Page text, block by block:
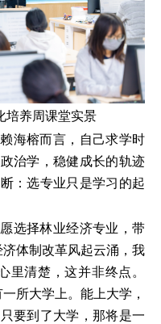
培养周课堂实景
海榕而言，自己求学时
治学，稳健成长的轨迹
：选专业只是学习的起
选择林业经济专业，带
体制改革风起云涌，我
里清楚，这并非终点。
所大学上。能上大学，
要到了大学，那将是一